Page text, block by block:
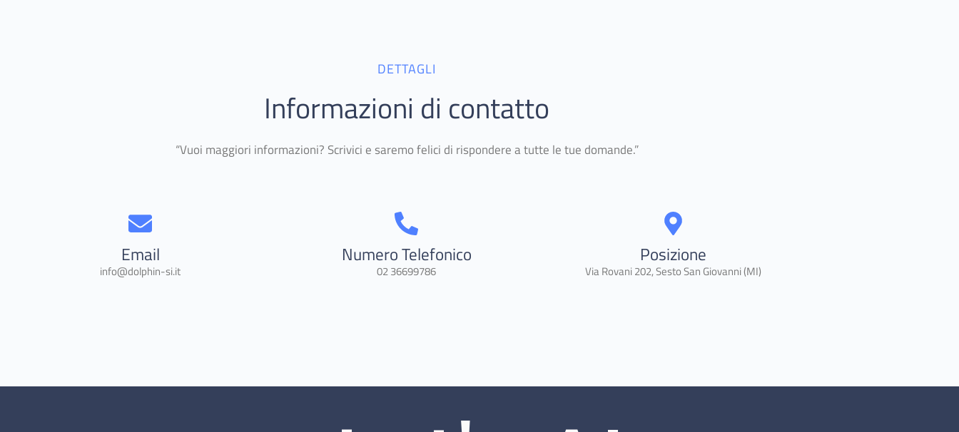
DETTAGLI
Informazioni di contatto
“Vuoi maggiori informazioni? Scrivici e saremo felici di rispondere a tutte le tue domande.”
Email
info@dolphin-si.it
Numero Telefonico
02 36699786
Posizione
Via Rovani 202, Sesto San Giovanni (MI)